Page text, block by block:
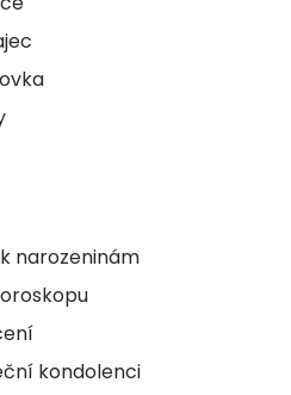
narozeninám
kondolenci